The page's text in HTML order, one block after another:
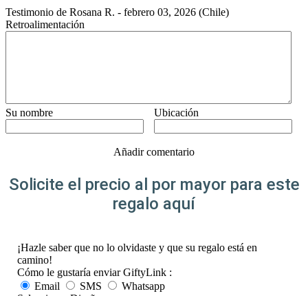
Testimonio de Rosana R. - febrero 03, 2026 (Chile)
Retroalimentación
Su nombre Ubicación
Añadir comentario
Solicite el precio al por mayor para este
regalo aquí
¡Hazle saber que no lo olvidaste y que su regalo está en
camino!
Cómo le gustaría enviar GiftyLink :
Email
SMS
Whatsapp